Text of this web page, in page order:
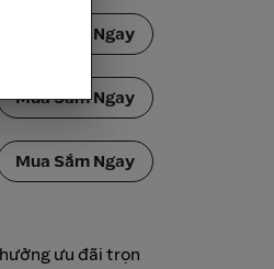
Mua Sắm Ngay
Mua Sắm Ngay
Mua Sắm Ngay
ưu đãi trọn